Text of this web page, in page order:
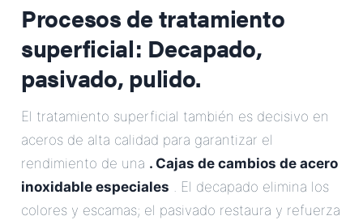
Procesos de tratamiento
superficial: Decapado,
pasivado, pulido.
El tratamiento superficial también es decisivo en
aceros de alta calidad para garantizar el
rendimiento de una . Cajas de cambios de acero
inoxidable especiales . El decapado elimina los
colores y escamas; el pasivado restaura y refuerza